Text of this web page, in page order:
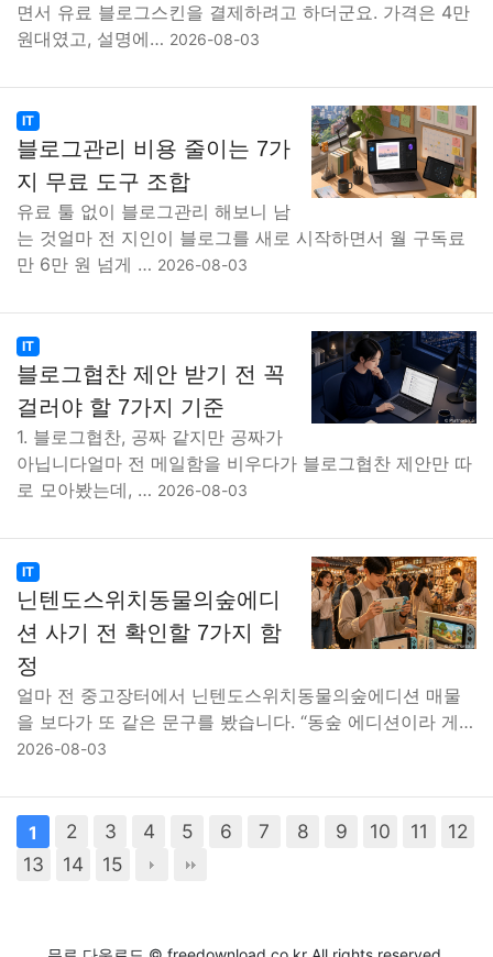
면서 유료 블로그스킨을 결제하려고 하더군요. 가격은 4만
원대였고, 설명에… 2026-08-03
IT
블로그관리 비용 줄이는 7가
지 무료 도구 조합
유료 툴 없이 블로그관리 해보니 남
는 것얼마 전 지인이 블로그를 새로 시작하면서 월 구독료
만 6만 원 넘게 … 2026-08-03
IT
블로그협찬 제안 받기 전 꼭
걸러야 할 7가지 기준
1. 블로그협찬, 공짜 같지만 공짜가
아닙니다얼마 전 메일함을 비우다가 블로그협찬 제안만 따
로 모아봤는데, … 2026-08-03
IT
닌텐도스위치동물의숲에디
션 사기 전 확인할 7가지 함
정
얼마 전 중고장터에서 닌텐도스위치동물의숲에디션 매물
을 보다가 또 같은 문구를 봤습니다. “동숲 에디션이라 게…
2026-08-03
1 2 3 4 5 6 7 8 9 10 11
12
13
14 15